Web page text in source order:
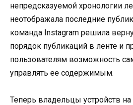
непредсказуемой хронологии
неотображала последние
команда Instagram решила
порядок публикаций в ленте и
пользователям возможность
управлять ее содержимым.
Теперь владельцы устройств на